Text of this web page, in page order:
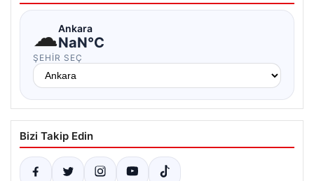
☁Ankara
NaN°C
ŞEHIR SEÇ
Bizi Takip Edin